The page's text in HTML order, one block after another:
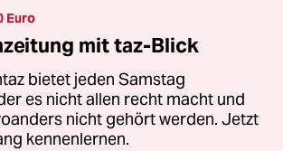
Euro
mit taz-Blick
bietet jeden Samstag
es nicht allen recht macht und
nicht gehört werden. Jetzt
kennenlernen.